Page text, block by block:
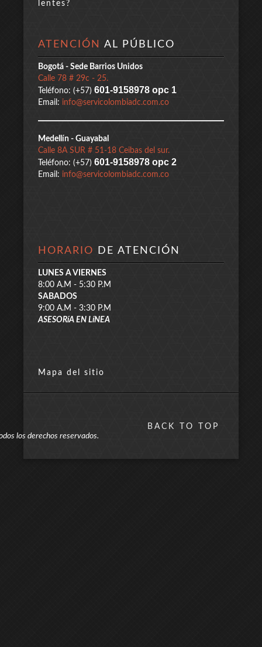
lentes?
ATENCIÓN AL PÚBLICO
Bogotá - Sede Barrios Unidos
Calle 78 # 29c - 25.
Teléfono: (+57) 601-9158978 opc 1
Email: info@servicolombiadc.com.co
Medellín - Guayabal
Calle 8A SUR # 51-18 Ceibas del sur.
Teléfono: (+57) 601-9158978 opc 2
Email: info@servicolombiadc.com.co
HORARIO DE ATENCIÓN
LUNES A VIERNES
8:00 A.M - 5:30 P.M
SABADOS
9:00 A.M - 3:30 P.M
ASESORíA EN LíNEA
Mapa del sitio
los derechos reservados.
BACK TO TOP